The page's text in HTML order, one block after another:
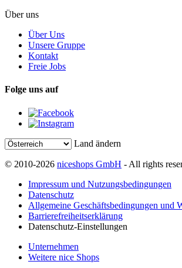
Über uns
Über Uns
Unsere Gruppe
Kontakt
Freie Jobs
Folge uns auf
Land ändern
© 2010-2026 niceshops GmbH - All rights
Impressum und Nutzungsbedingungen
Datenschutz
Allgemeine Geschäftsbedingungen und
Barrierefreiheitserklärung
Datenschutz-Einstellungen
Unternehmen
Weitere nice Shops